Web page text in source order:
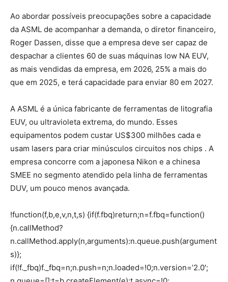
Ao abordar possíveis preocupações sobre a capacidade
da ASML de acompanhar a demanda, o diretor financeiro,
Roger ‌Dassen, disse que a empresa ‌deve ser capaz de
despachar a clientes 60 de suas máquinas low NA EUV,
as mais vendidas da ⁠empresa, em 2026, 25% a mais do
que em 2025, e terá capacidade para enviar 80 em 2027.
A ASML é a ​única fabricante de ferramentas de litografia
EUV, ou ultravioleta extrema, do mundo. Esses
equipamentos podem custar US$300 milhões cada e
usam lasers para criar minúsculos circuitos nos chips . A
empresa concorre com a japonesa Nikon e a chinesa
SMEE no segmento atendido pela linha de ferramentas
DUV, um pouco menos avançada.
!function(f,b,e,v,n,t,s) {if(f.fbq)return;n=f.fbq=function()
{n.callMethod?
n.callMethod.apply(n,arguments):n.queue.push(argument
s)};
if(!f._fbq)f._fbq=n;n.push=n;n.loaded=!0;n.version=’2.0′;